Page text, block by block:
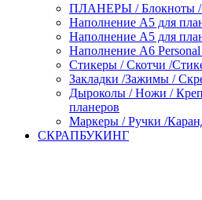
ПЛАНЕРЫ / Блокноты /
Наполнение А5 для
Наполнение А5 для
Наполнение А6 Personal
Стикеры / Скотчи /
Закладки /Зажимы /
Дыроколы / Ножи /
планеров
Маркеры / Ручки /
СКРАПБУКИНГ